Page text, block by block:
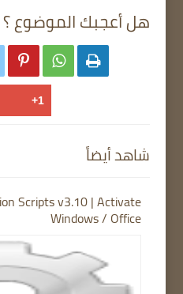
هل أعجبك الموضوع ؟
  
شاهد أيضاً
Scripts v3.10 | Activate
Windows / Office